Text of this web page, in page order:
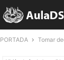
Tomar